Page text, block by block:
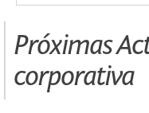
Próximas
corporativa